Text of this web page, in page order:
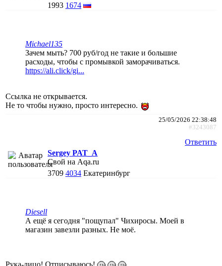
1993 1674
Michael135
Зачем мыть? 700 руб/год не такие и большие
расходы, чтобы с промывкой заморачиваться.
https://ali.click/gi...
Ссылка не открывается.
Не то чтобы нужно, просто интересно.
25/05/2026 22:38:48
#3243087
Ответить
Sergey PAT_A
Свой на Aqa.ru
3709 4034 Екатеринбург
Diesell
А ещё я сегодня "пощупал" Чихиросы. Моей в
магазин завезли разных. Не моё.
Рука-лицо! Отписываюсь!